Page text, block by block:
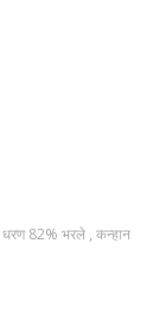
82% भरले , कन्हान